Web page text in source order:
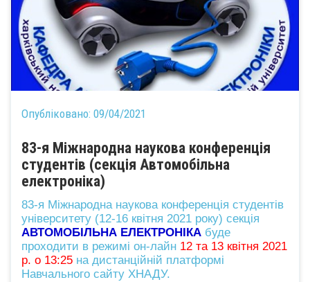
Опубліковано: 09/04/2021
83-я Міжнародна наукова конференція
студентів (секція Автомобільна
електроніка)
83-я Міжнародна наукова конференція студентів
університету (12-16 квітня 2021 року) секція
АВТОМОБІЛЬНА ЕЛЕКТРОНІКА буде
проходити в режимі он-лайн 12 та 13 квітня 2021
р. о 13:25 на дистанційній платформі
Навчального сайту ХНАДУ.